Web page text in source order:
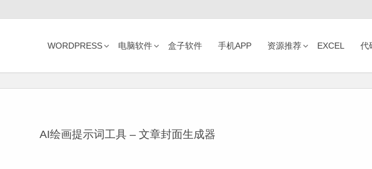
WORDPRESS 电脑软件 盒子软件 手机APP 资源推荐 EXCEL 代
AI绘画提示词工具 – 文章封面生成器